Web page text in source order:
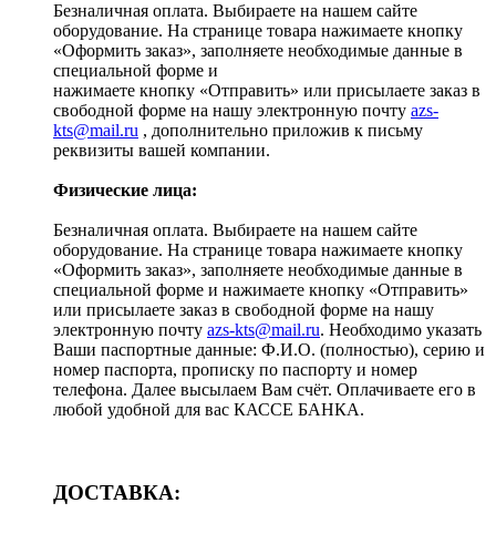
Безналичная оплата. Выбираете на нашем сайте
оборудование. На странице товара нажимаете кнопку
«Оформить заказ», заполняете необходимые данные в
специальной форме и
нажимаете кнопку «Отправить» или присылаете заказ в
свободной форме на нашу электронную почту azs-
kts@mail.ru , дополнительно приложив к письму
реквизиты вашей компании.
Физические лица:
Безналичная оплата. Выбираете на нашем сайте
оборудование. На странице товара нажимаете кнопку
«Оформить заказ», заполняете необходимые данные в
специальной форме и нажимаете кнопку «Отправить»
или присылаете заказ в свободной форме на нашу
электронную почту azs-kts@mail.ru. Необходимо указать
Ваши паспортные данные: Ф.И.О. (полностью), серию и
номер паспорта, прописку по паспорту и номер
телефона. Далее высылаем Вам счёт. Оплачиваете его в
любой удобной для вас КАССЕ БАНКА.
ДОСТАВКА: